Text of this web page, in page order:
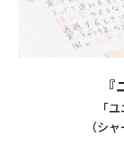
「
（シ